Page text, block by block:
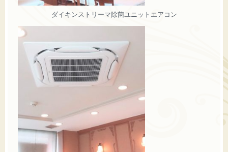
ダイキンストリーマ除菌ユニットエアコン